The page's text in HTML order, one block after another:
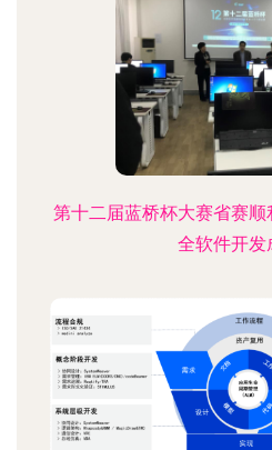
第十二届蓝桥杯大赛省赛
全软件开发